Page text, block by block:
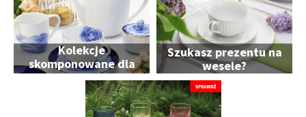
Kolekcje
skomponowane dla
Ciebie
Szukasz prezentu na
wesele?